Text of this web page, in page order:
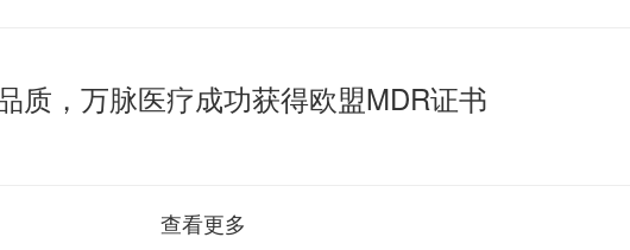
质，万脉医疗成功获得欧盟MDR证书
查看更多